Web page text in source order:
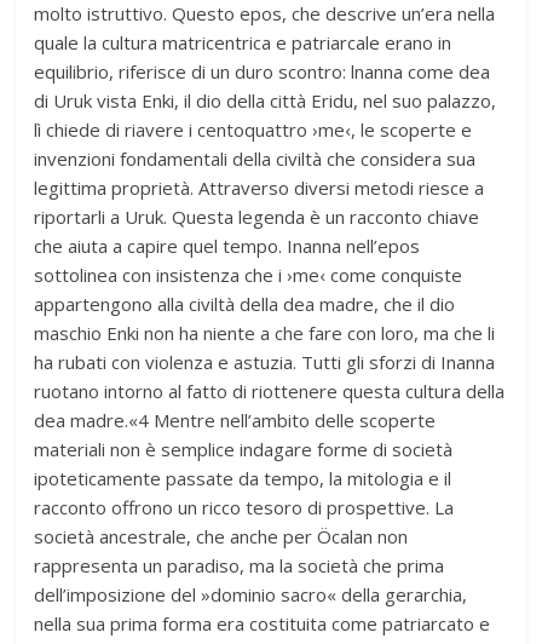
molto istruttivo. Questo epos, che descrive un’era nella
quale la cultura matricentrica e patriarcale erano in
equilibrio, riferisce di un duro scontro: lnanna come dea
di Uruk vista Enki, il dio della città Eridu, nel suo palazzo,
lì chiede di riavere i centoquattro ›me‹, le scoperte e
invenzioni fondamentali della civiltà che considera sua
legittima proprietà. Attraverso diversi metodi riesce a
riportarli a Uruk. Questa legenda è un racconto chiave
che aiuta a capire quel tempo. Inanna nell’epos
sottolinea con insistenza che i ›me‹ come conquiste
appartengono alla civiltà della dea madre, che il dio
maschio Enki non ha niente a che fare con loro, ma che li
ha rubati con violenza e astuzia. Tutti gli sforzi di Inanna
ruotano intorno al fatto di riottenere questa cultura della
dea madre.«4 Mentre nell’ambito delle scoperte
materiali non è semplice indagare forme di società
ipoteticamente passate da tempo, la mitologia e il
racconto offrono un ricco tesoro di prospettive. La
società ancestrale, che anche per Öcalan non
rappresenta un paradiso, ma la società che prima
dell’imposizione del »dominio sacro« della gerarchia,
nella sua prima forma era costituita come patriarcato e